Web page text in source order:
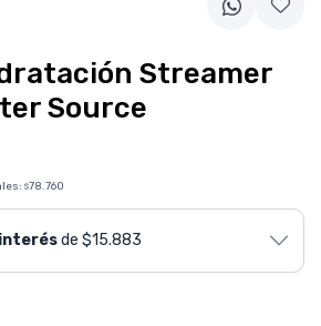
Streamer
Source
$78.760
de $15.883